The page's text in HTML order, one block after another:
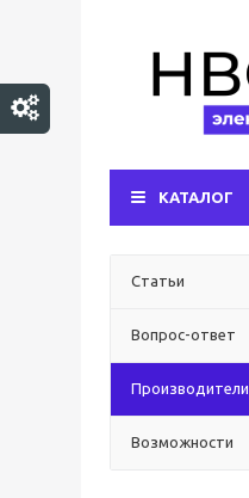
КАТАЛОГ
Статьи
Вопрос-ответ
Производители
Возможности